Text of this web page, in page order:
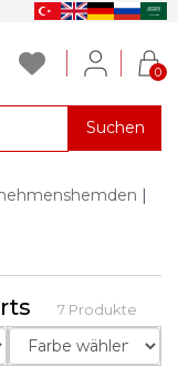
0
Suchen
|
7 Produkte